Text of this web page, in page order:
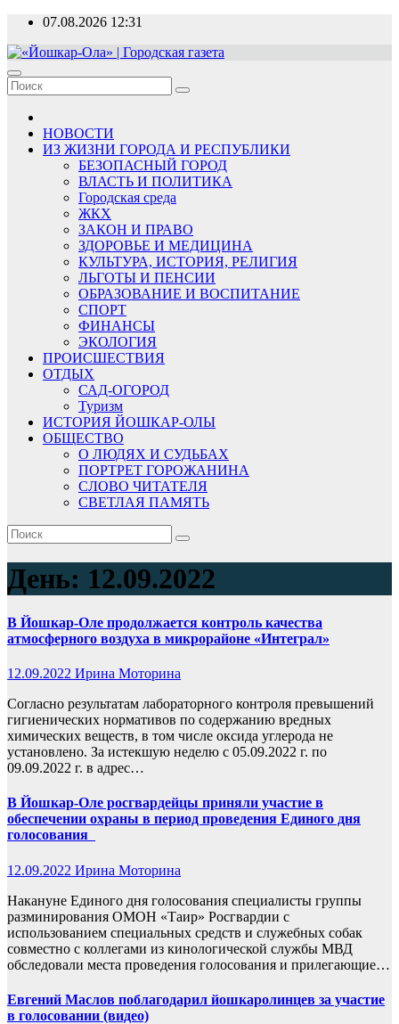
Перейти
содержимому
07.08.2026 12:31
«Йошкар-Ола» | Городская газета
Новости, события, люди
НОВОСТИ
ИЗ ЖИЗНИ ГОРОДА И РЕСПУБЛИКИ
БЕЗОПАСНЫЙ ГОРОД
ВЛАСТЬ И ПОЛИТИКА
Городская среда
ЖКХ
ЗАКОН И ПРАВО
ЗДОРОВЬЕ И МЕДИЦИНА
КУЛЬТУРА, ИСТОРИЯ, РЕЛИГИЯ
ЛЬГОТЫ И ПЕНСИИ
ОБРАЗОВАНИЕ И ВОСПИТАНИЕ
СПОРТ
ФИНАНСЫ
ЭКОЛОГИЯ
ПРОИСШЕСТВИЯ
ОТДЫХ
САД-ОГОРОД
Туризм
ИСТОРИЯ ЙОШКАР-ОЛЫ
ОБЩЕСТВО
О ЛЮДЯХ И СУДЬБАХ
ПОРТРЕТ ГОРОЖАНИНА
СЛОВО ЧИТАТЕЛЯ
СВЕТЛАЯ ПАМЯТЬ
День: 12.09.2022
В Йошкар-Оле продолжается контроль качества
атмосферного воздуха в микрорайоне «Интеграл»
12.09.2022 Ирина Моторина
Согласно результатам лабораторного контроля превышений
гигиенических нормативов по содержанию вредных
химических веществ, в том числе оксида углерода не
установлено. За истекшую неделю с 05.09.2022 г. по
09.09.2022 г. в адрес…
В Йошкар-Оле росгвардейцы приняли участие в
обеспечении охраны в период проведения Единого дня
голосования
12.09.2022 Ирина Моторина
Накануне Единого дня голосования специалисты группы
разминирования ОМОН «Таир» Росгвардии с
использованием специальных средств и служебных собак
совместно с коллегами из кинологической службы МВД
обследовали места проведения голосования и прилегающие…
Евгений Маслов поблагодарил йошкаролинцев за участие
в голосовании (видео)